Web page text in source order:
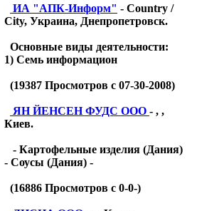
ИА "АПК-Информ" - Country /
City, Украина, Днепропетровск.
Основные виды деятельности:
1) Семь информацион
(19387 Просмотров с 07-30-2008)
ЯН ЙЕНСЕН ФУДС ООО - , ,
Киев.
- Картофельные изделия (Дания)
- Соусы (Дания) -
(16886 Просмотров с 0-0-)